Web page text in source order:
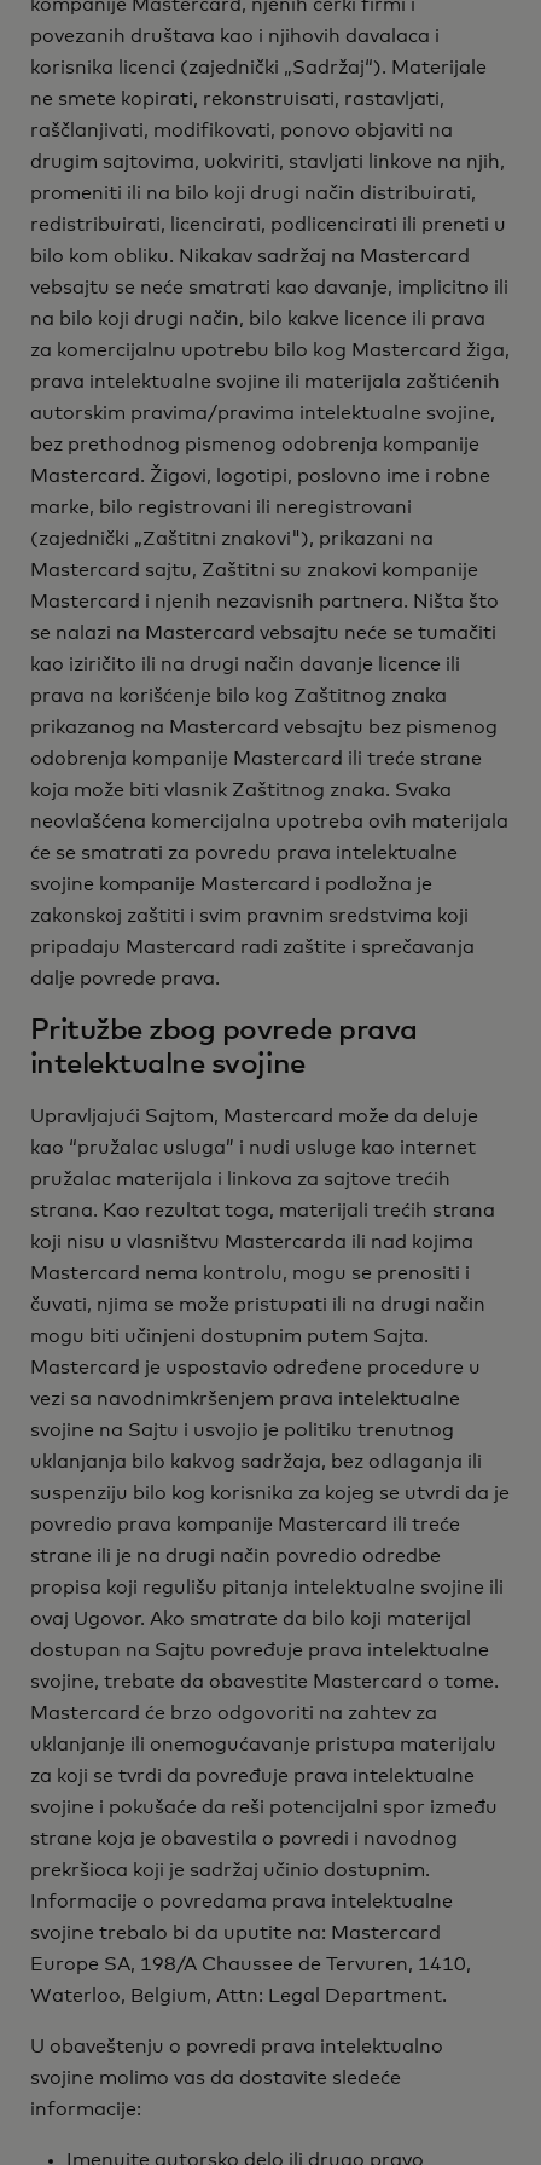
kompanije Mastercard, njenih ćerki firmi i
povezanih društava kao i njihovih davalaca i
korisnika licenci (zajednički „Sadržaj“). Materijale
ne smete kopirati, rekonstruisati, rastavljati,
raščlanjivati, modifikovati, ponovo objaviti na
drugim sajtovima, uokviriti, stavljati linkove na njih,
promeniti ili na bilo koji drugi način distribuirati,
redistribuirati, licencirati, podlicencirati ili preneti u
bilo kom obliku. Nikakav sadržaj na Mastercard
vebsajtu se neće smatrati kao davanje, implicitno ili
na bilo koji drugi način, bilo kakve licence ili prava
za komercijalnu upotrebu bilo kog Mastercard žiga,
prava intelektualne svojine ili materijala zaštićenih
autorskim pravima/pravima intelektualne svojine,
bez prethodnog pismenog odobrenja kompanije
Mastercard. Žigovi, logotipi, poslovno ime i robne
marke, bilo registrovani ili neregistrovani
(zajednički „Zaštitni znakovi"), prikazani na
Mastercard sajtu, Zaštitni su znakovi kompanije
Mastercard i njenih nezavisnih partnera. Ništa što
se nalazi na Mastercard vebsajtu neće se tumačiti
kao iziričito ili na drugi način davanje licence ili
prava na korišćenje bilo kog Zaštitnog znaka
prikazanog na Mastercard vebsajtu bez pismenog
odobrenja kompanije Mastercard ili treće strane
koja može biti vlasnik Zaštitnog znaka. Svaka
neovlašćena komercijalna upotreba ovih materijala
će se smatrati za povredu prava intelektualne
svojine kompanije Mastercard i podložna je
zakonskoj zaštiti i svim pravnim sredstvima koji
pripadaju Mastercard radi zaštite i sprečavanja
dalje povrede prava.
Pritužbe zbog povrede prava
intelektualne svojine
Upravljajući Sajtom, Mastercard može da deluje
kao “pružalac usluga” i nudi usluge kao internet
pružalac materijala i linkova za sajtove trećih
strana. Kao rezultat toga, materijali trećih strana
koji nisu u vlasništvu Mastercarda ili nad kojima
Mastercard nema kontrolu, mogu se prenositi i
čuvati, njima se može pristupati ili na drugi način
mogu biti učinjeni dostupnim putem Sajta.
Mastercard je uspostavio određene procedure u
vezi sa navodnimkršenjem prava intelektualne
svojine na Sajtu i usvojio je politiku trenutnog
uklanjanja bilo kakvog sadržaja, bez odlaganja ili
suspenziju bilo kog korisnika za kojeg se utvrdi da je
povredio prava kompanije Mastercard ili treće
strane ili je na drugi način povredio odredbe
propisa koji regulišu pitanja intelektualne svojine ili
ovaj Ugovor. Ako smatrate da bilo koji materijal
dostupan na Sajtu povređuje prava intelektualne
svojine, trebate da obavestite Mastercard o tome.
Mastercard će brzo odgovoriti na zahtev za
uklanjanje ili onemogućavanje pristupa materijalu
za koji se tvrdi da povređuje prava intelektualne
svojine i pokušaće da reši potencijalni spor između
strane koja je obavestila o povredi i navodnog
prekršioca koji je sadržaj učinio dostupnim.
Informacije o povredama prava intelektualne
svojine trebalo bi da uputite na: Mastercard
Europe SA, 198/A Chaussee de Tervuren, 1410,
Waterloo, Belgium, Attn: Legal Department.
U obaveštenju o povredi prava intelektualno
svojine molimo vas da dostavite sledeće
informacije:
Imenujte autorsko delo ili drugo pravo